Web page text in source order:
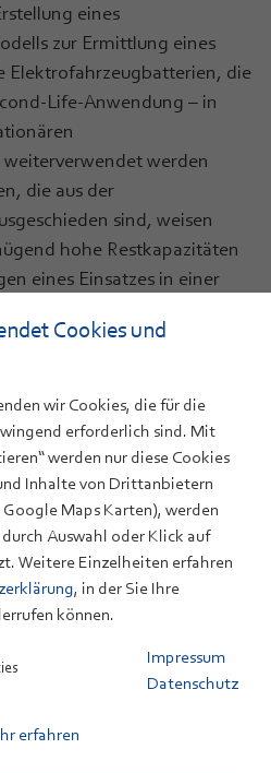
eines
zur Ermittlung eines
Elektrofahrzeugbatterien, die
Life-Anwendung – in
werden
die aus der
sind, weisen
hohe Restkapazitäten
eines Einsatzes in einer
des Restwerts ist die
Batterie, die das ZSW-
mit Hilfe eines eigenen
kann. Die Simulationen
einer gebrauchten
der zukünftig
perspektivisch sinkt. Das
Batterien in stationären
für die Erbringung
einzusetzen. Beteiligt an
Die Leitung obliegt dem
Cookies und
wir Cookies, die für die
erforderlich sind. Mit
werden nur diese Cookies
Inhalte von Drittanbietern
Google Maps Karten), werden
Auswahl oder Klick auf
Weitere Einzelheiten erfahren
, in der Sie Ihre
können.
Impressum
Datenschutz
erfahren